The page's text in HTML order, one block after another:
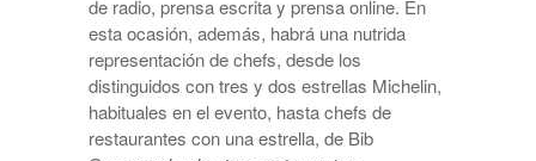
de radio, prensa escrita y prensa online. En
esta ocasión, además, habrá una nutrida
representación de chefs, desde los
distinguidos con tres y dos estrellas Michelin,
habituales en el evento, hasta chefs de
restaurantes con una estrella, de Bib